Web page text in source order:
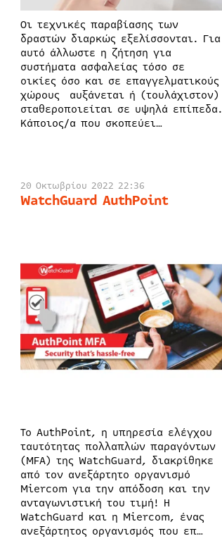
Οι τεχνικές παραβίασης των
δραστών διαρκώς εξελίσσονται. Για
αυτό άλλωστε η ζήτηση για
συστήματα ασφαλείας τόσο σε
οικίες όσο και σε επαγγελματικούς
χώρους αυξάνεται ή (τουλάχιστον)
σταθεροποιείται σε υψηλά επίπεδα.
Κάποιος/α που σκοπεύει…
20 Οκτωβρίου 2022 22:36
WatchGuard AuthPoint
Το AuthPoint, η υπηρεσία ελέγχου
ταυτότητας πολλαπλών παραγόντων
(MFA) της WatchGuard, διακρίθηκε
από τον ανεξάρτητο οργανισμό
Miercom για την απόδοση και την
ανταγωνιστική του τιμή! Η
WatchGuard και η Miercom, ένας
ανεξάρτητος οργανισμός που επ…